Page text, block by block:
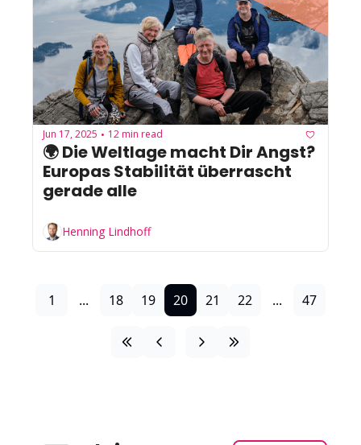
Jun 17, 2025 • 12 min read
🌍 Die Weltlage macht Dir Angst?
Europas Stabilität überrascht
gerade alle
Henning Lindhoff
1 ... 18 19 20 21 22 ... 47